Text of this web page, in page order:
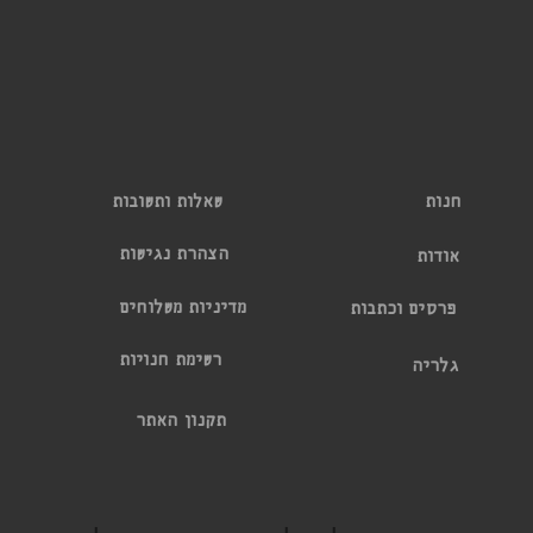
חנות
אודות
פרסים וכתבות
גלריה
תקנון האתר
שאלות ותשובות
מדיניות משלוחים
הצהרת נגישות
רשימת חנויות